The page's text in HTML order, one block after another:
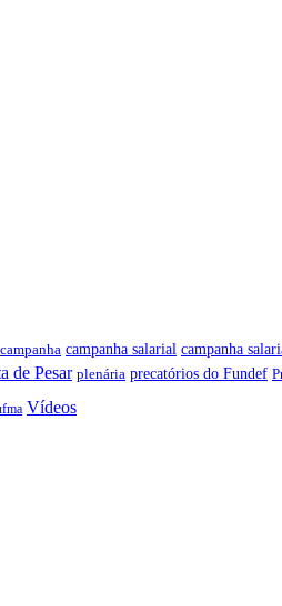
campanha campanha salarial campanha
de Pesar plenária precatórios do Fundef
Vídeos